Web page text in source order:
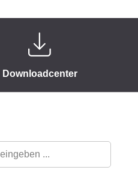
Downloadcenter